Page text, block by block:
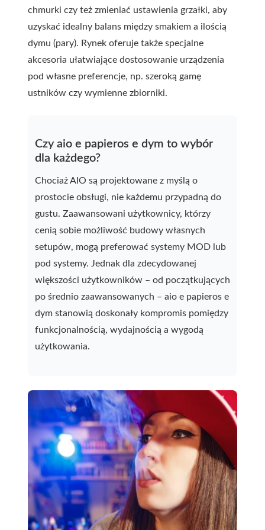
chmurki czy też zmieniać ustawienia grzałki, aby
uzyskać idealny balans między smakiem a ilością
dymu (pary). Rynek oferuje także specjalne
akcesoria ułatwiające dostosowanie urządzenia
pod własne preferencje, np. szeroką gamę
ustników czy wymienne zbiorniki.
Czy aio e papieros e dym to wybór
dla każdego?
Chociaż AIO są projektowane z myślą o
prostocie obsługi, nie każdemu przypadną do
gustu. Zaawansowani użytkownicy, którzy
cenią sobie możliwość budowy własnych
setupów, mogą preferować systemy MOD lub
pod systemy. Jednak dla zdecydowanej
większości użytkowników – od początkujących
po średnio zaawansowanych – aio e papieros e
dym stanowią doskonały kompromis pomiędzy
funkcjonalnością, wydajnością a wygodą
użytkowania.